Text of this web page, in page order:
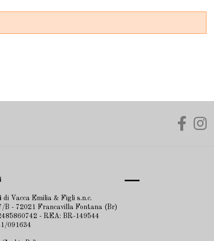
di Vacca Emilia & Figli s.n.c.
B - 72021 Francavilla Fontana (Br)
- REA: BR-149544
091634